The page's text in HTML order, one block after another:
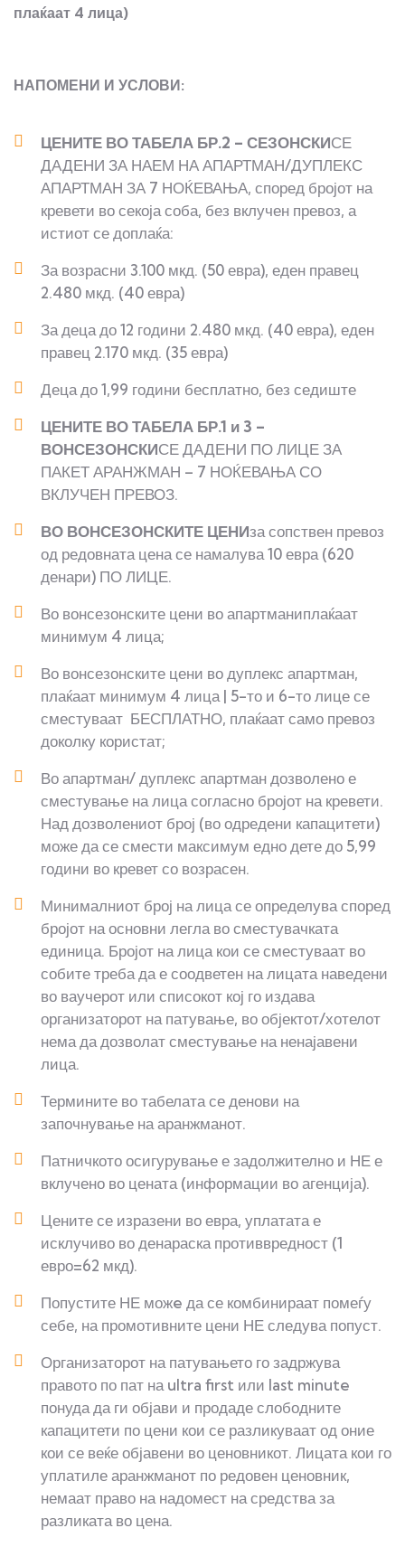
плаќаат 4 лица)
НАПОМЕНИ И УСЛОВИ:
ЦЕНИТЕ ВО ТАБЕЛА БР.2 – СЕЗОНСКИСЕ
ДАДЕНИ ЗА НАЕМ НА АПАРТМАН/ДУПЛЕКС
АПАРТМАН ЗА 7 НОЌЕВАЊА, според бројот на
кревети во секоја соба, без вклучен превоз, а
истиот се доплаќа:
За возрасни 3.100 мкд. (50 евра), еден правец
2.480 мкд. (40 евра)
За деца до 12 години 2.480 мкд. (40 евра), еден
правец 2.170 мкд. (35 евра)
Деца до 1,99 години бесплатно, без седиште
ЦЕНИТЕ ВО ТАБЕЛА БР.1 и 3 –
ВОНСЕЗОНСКИСЕ ДАДЕНИ ПО ЛИЦЕ ЗА
ПАКЕТ АРАНЖМАН – 7 НОЌЕВАЊА СО
ВКЛУЧЕН ПРЕВОЗ.
ВО ВОНСЕЗОНСКИТЕ ЦЕНИза сопствен превоз
од редовната цена се намалува 10 евра (620
денари) ПО ЛИЦЕ.
Во вонсезонските цени во апартманиплаќаат
минимум 4 лица;
Во вонсезонските цени во дуплекс апартман,
плаќаат минимум 4 лица | 5-то и 6-то лице се
сместуваат БЕСПЛАТНО, плаќаат само превоз
доколку користат;
Во апартман/ дуплекс апартман дозволено е
сместување на лица согласно бројот на кревети.
Над дозволениот број (во одредени капацитети)
може да се смести максимум едно дете до 5,99
години во кревет со возрасен.
Минималниот број на лица се определува според
бројот на основни легла во сместувачката
единица. Бројот на лица кои се сместуваат во
собите треба да е соодветен на лицата наведени
во ваучерот или списокот кој го издава
организаторот на патување, во објектот/хотелот
нема да дозволат сместување на ненајавени
лица.
Термините во табелата се денови на
започнување на аранжманот.
Патничкото осигурување е задолжително и НЕ е
вклучено во цената (информации во агенција).
Цените се изразени во евра, уплатата е
исклучиво во денараска противвредност (1
евро=62 мкд).
Попустите НЕ можe да се комбинираат помеѓу
себе, на промотивните цени НЕ следува попуст.
Организаторот на патувањето го задржува
правото по пат на ultra first или last minute
понуда да ги објави и продаде слободните
капацитети по цени кои се разликуваат од оние
кои се веќе објавени во ценовникот. Лицата кои го
уплатиле аранжманот по редовен ценовник,
немаат право на надомест на средства за
разликата во цена.